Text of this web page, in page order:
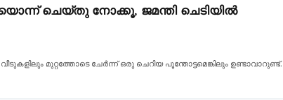
ചെയ്‌തു നോക്കൂ, ജമന്തി ചെടിയിൽ
വീടുകളിലും മുറ്റത്തോടെ ചേർന്ന് ഒരു ചെറിയ പൂന്തോട്ടമെങ്കിലും ഉണ്ടാവാറുണ്ട്.